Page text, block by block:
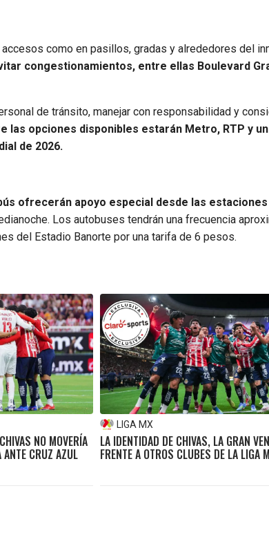
como en pasillos, gradas y alrededores del
congestionamientos, entre ellas Boulevard
de tránsito, manejar con responsabilidad y
las opciones disponibles estarán Metro, RTP y
de 2026.
ofrecerán apoyo especial desde las
Los autobuses tendrán una frecuencia
del Estadio Banorte por una tarifa de 6 pesos.
NO MOVERÍA
CRUZ AZUL
LIGA MX
LA IDENTIDAD DE CHIVAS, LA GRAN
FRENTE A OTROS CLUBES DE LA LIGA